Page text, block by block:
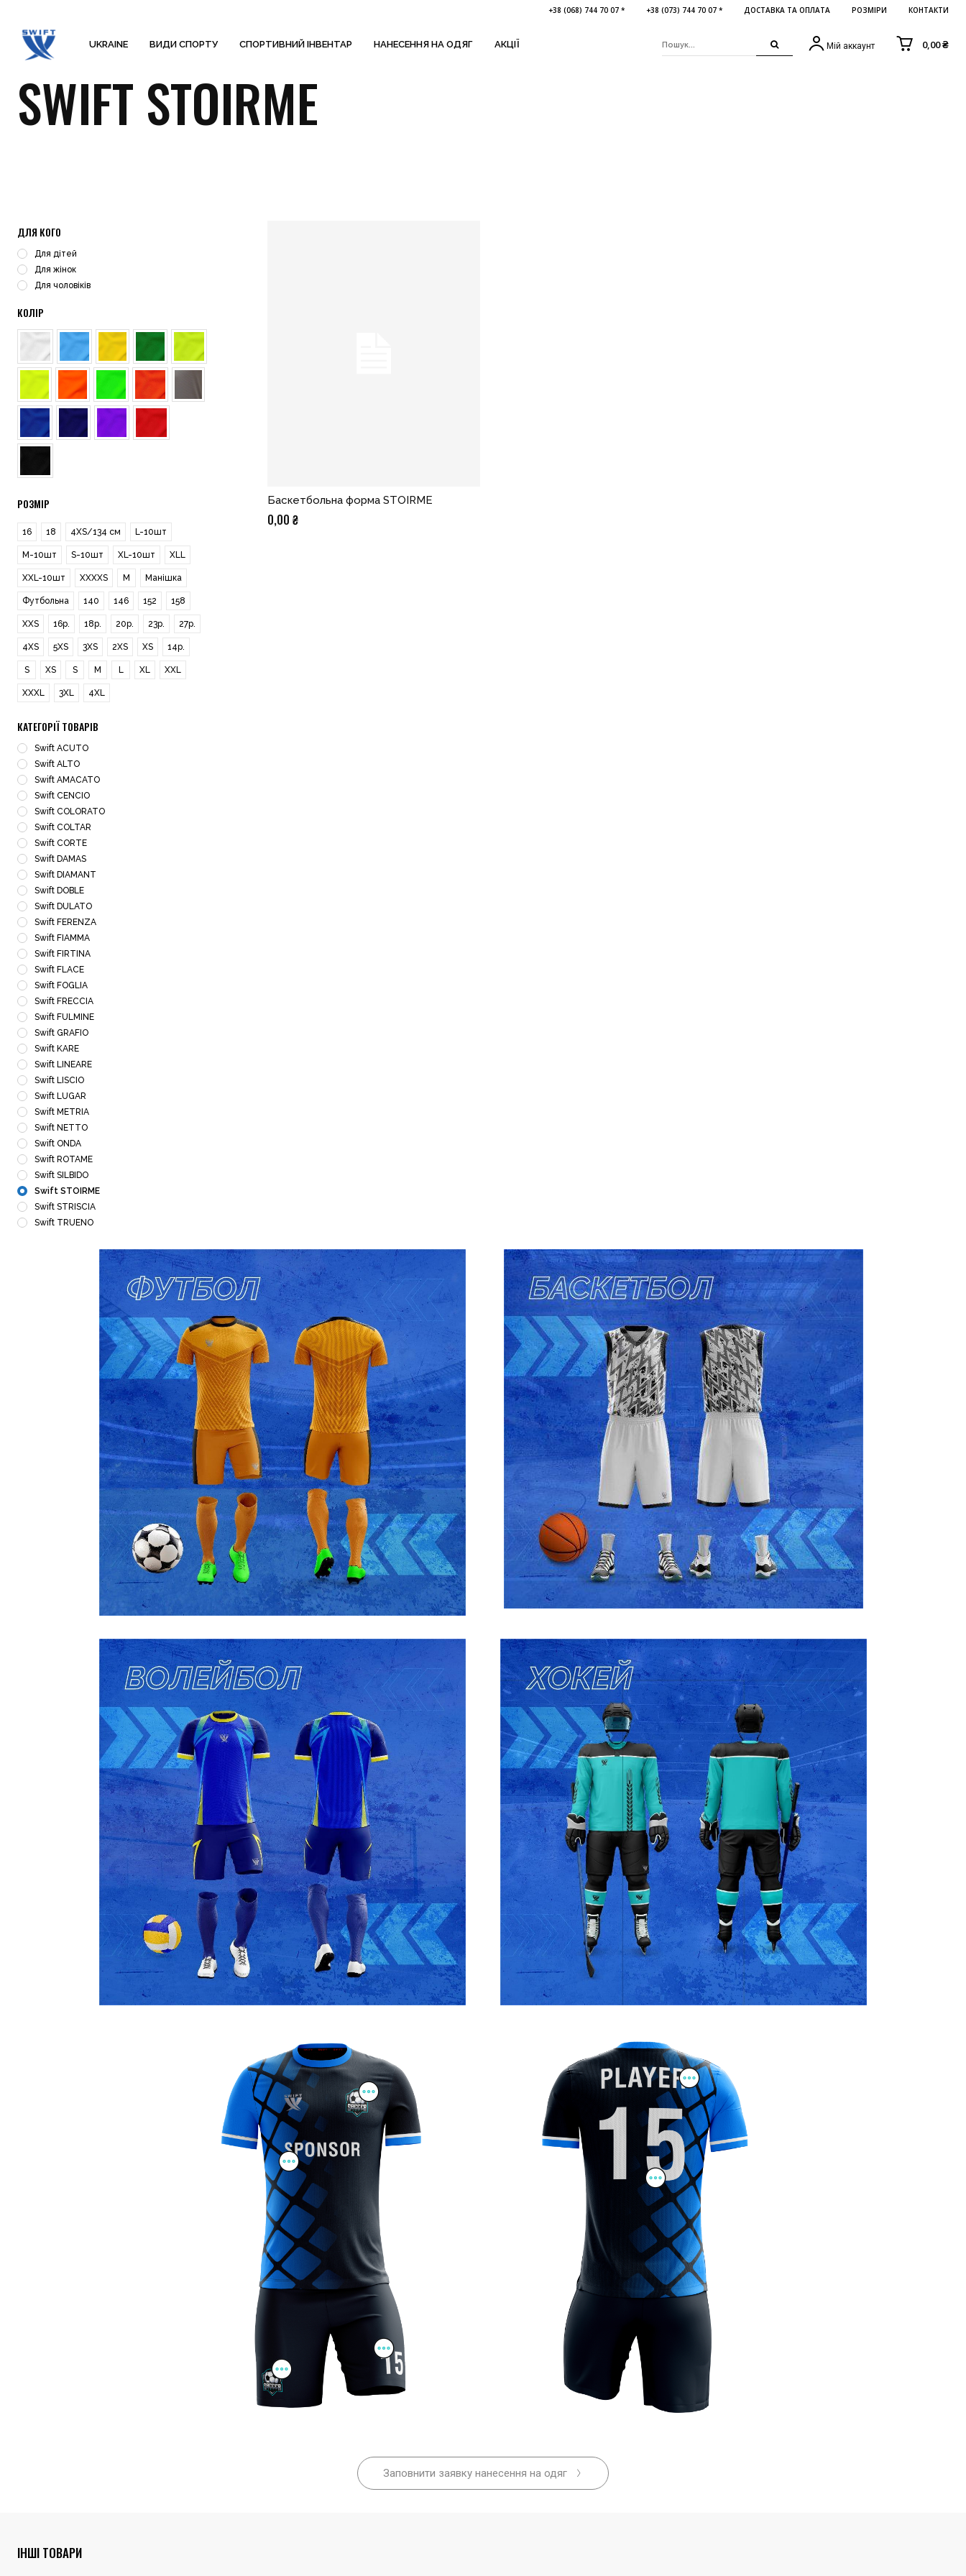
+38 (068) 744 70 07 * +38 (073) 744 70 07 * ДОСТАВКА ТА ОПЛАТА РОЗМІРИ КОНТАКТИ
UKRAINE ВИДИ СПОРТУ СПОРТИВНИЙ ІНВЕНТАР НАНЕСЕННЯ НА ОДЯГ АКЦІЇ Мій аккаунт 0,00 ₴
SWIFT STOIRME
ДЛЯ КОГО
Для дітей
Для жінок
Для чоловіків
КОЛІР
РОЗМІР
16 18 4XS/134 см L-10шт
M-10шт S-10шт XL-10шт XLL
XXL-10шт XXXXS М Манішка
Футбольна 140 146 152 158
XXS 16р. 18р. 20р. 23р. 27р.
4XS 5XS 3XS 2XS ХS 14р.
S XS S M L XL XXL
XXXL 3XL 4XL
КАТЕГОРІЇ ТОВАРІВ
Swift ACUTO
Swift ALTO
Swift AMACATO
Swift CENCIO
Swift COLORATO
Swift COLTAR
Swift CORTE
Swift DAMAS
Swift DIAMANT
Swift DOBLE
Swift DULATO
Swift FERENZA
Swift FIAMMA
Swift FIRTINA
Swift FLACE
Swift FOGLIA
Swift FRECCIA
Swift FULMINE
Swift GRAFIO
Swift KARE
Swift LINEARE
Swift LISCIO
Swift LUGAR
Swift METRIA
Swift NETTO
Swift ONDA
Swift ROTAME
Swift SILBIDO
Swift STOIRME
Swift STRISCIA
Swift TRUENO
Баскетбольна форма STOIRME
0,00 ₴
Заповнити заявку нанесення на одяг
ІНШІ ТОВАРИ